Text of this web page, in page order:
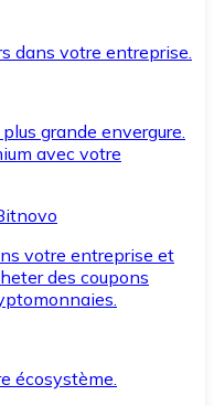
dans votre entreprise.
grande envergure.
avec votre
votre entreprise et
des coupons
écosystème.